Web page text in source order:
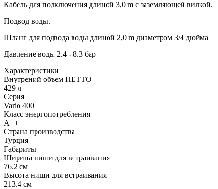
Кабель для подключения длиной 3,0 m с заземляющей вилкой.
Подвод воды.
Шланг для подвода воды длиной 2,0 m диаметром 3/4 дюйма
Давление воды 2.4 - 8.3 бар
Xарактеристики
Внутрений объем НЕТТО
429 л
Серия
Vario 400
Класс энергопотребления
А++
Страна производства
Турция
Габариты
Ширина ниши для встраивания
76.2 см
Высота ниши для встраивания
213.4 см